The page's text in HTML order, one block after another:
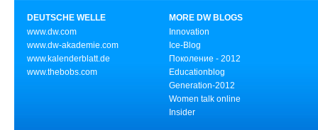
DEUTSCHE WELLE
www.dw.com
www.dw-akademie.com
www.kalenderblatt.de
www.thebobs.com
MORE DW BLOGS
Innovation
Ice-Blog
Поколение - 2012
Educationblog
Generation-2012
Women talk online
Insider